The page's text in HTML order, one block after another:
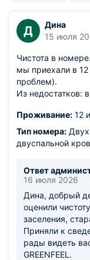
Д
Дина
15 июля
Чистота в
мы приехали в 12
проблем).
Из недостатков:
Проживание: 12
Тип номера:
двуспальной
Ответ
16 июля 2026
Дина, добрый
оценили
заселения,
Приняли к
рады видеть
GREENFEEL.